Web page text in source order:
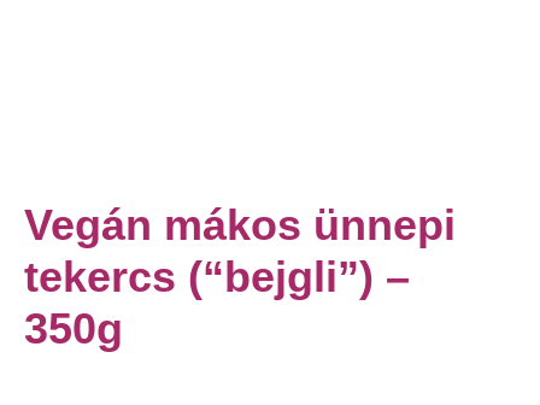
Vegán mákos ünnepi
tekercs (“bejgli”) –
350g